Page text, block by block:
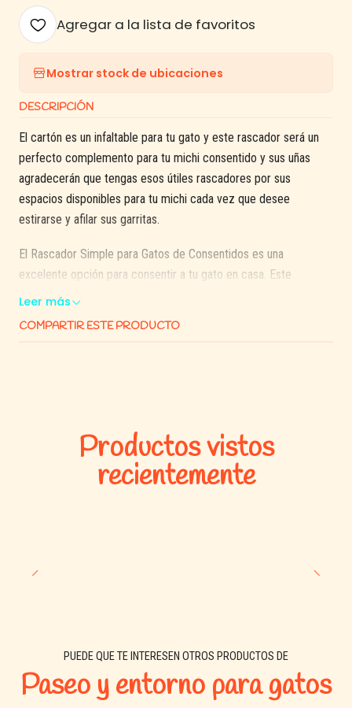
Agregar a la lista de favoritos
Mostrar stock de ubicaciones
DESCRIPCIÓN
El cartón es un infaltable para tu gato y este rascador será un
perfecto complemento para tu michi consentido y sus uñas
agradecerán que tengas esos útiles rascadores por sus
espacios disponibles para tu michi cada vez que desee
estirarse y afilar sus garritas.
El Rascador Simple para Gatos de Consentidos es una
excelente opción para consentir a tu gato en casa. Este
rascador proporciona un lugar seguro y cómodo para que tu
Leer más
COMPARTIR ESTE PRODUCTO
Productos vistos
recientemente
PUEDE QUE TE INTERESEN OTROS PRODUCTOS DE
Paseo y entorno para gatos